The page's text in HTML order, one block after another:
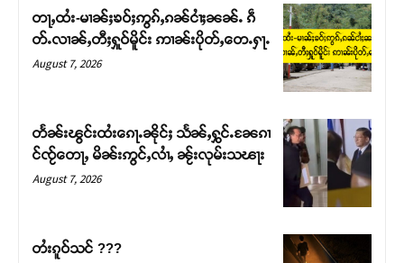
တႃႇႁႂ်ႈသဵင်ၵၢင်ၸႂ်ၵူၼ်းမိူင်း ၵူႈတီႈၵူႈလႅၼ်ပေႃးတေၸွ
တ်ႇ တူဝ်ႈလုမ်ႈၾႃႉၼၼ်ႉ ၶဝ်ႈႁူမ်ႈၵမ်ႉထႅမ် ၸုမ်းၶၢ
ဝ်ႇၽူႈတွႆႇႁွၵ်ႈ လႆႈယူႇၶႃႈဢေႃႈ။
တႃႇထႆး-မၢၼ်ႈၶဝ်ႈဢွၵ်ႇၵၼ်ငၢႆႈၼၼ်ႉ ၵဵ
တ်ႉလၢၼ်ႇတီႈႁူဝ်မိူင်း ဢၢၼ်းပိုတ်ႇတေႉႁႃႉ
August 7, 2026
တႅၼ်းၽွင်းထႆးၵေႃႉၼိုင်ႈ သႅၼ်ႇႁွင်ႉၼႄၵၢ
င်ၸႂ်တေႃႇ မိၼ်းဢွင်ႇလၢႆႇ ၼႂ်းလုမ်းသၽႃး
August 7, 2026
တႆးၵူဝ်သင် ???